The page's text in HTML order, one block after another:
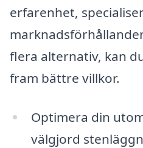
erfarenhet,
flera alternativ, kan
fram bättre villkor.
Optimera din
välgjord